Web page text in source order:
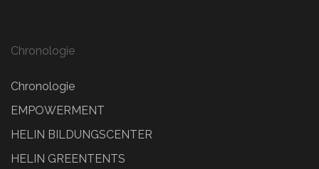
Chronologie
Chronologie
EMPOWERMENT
HELIN BILDUNGSCENTER
HELIN GREENTENTS